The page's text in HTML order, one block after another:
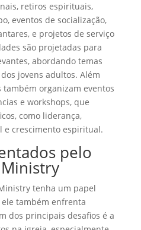
retiros espirituais,
eventos de socialização,
e projetos de serviço
são projetadas para
abordando temas
jovens adultos. Além
organizam eventos
e workshops, que
como liderança,
e crescimento espiritual.
pelo
tenha um papel
também enfrenta
dos principais desafios é a